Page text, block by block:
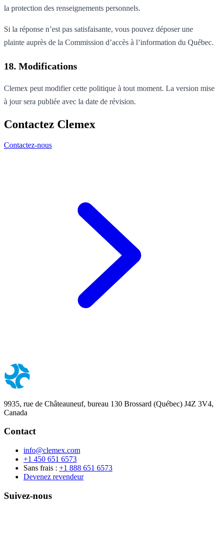
la protection des renseignements personnels.
Si la réponse n’est pas satisfaisante, vous pouvez déposer une
plainte auprès de la Commission d’accès à l’information du Québec.
18. Modifications
Clemex peut modifier cette politique à tout moment. La version mise
à jour sera publiée avec la date de révision.
Contactez Clemex
Contactez-nous
9935, rue de Châteauneuf, bureau 130 Brossard (Québec) J4Z 3V4,
Canada
Contact
info@clemex.com
+1 450 651 6573
Sans frais : +1 888 651 6573
Devenez revendeur
Suivez-nous